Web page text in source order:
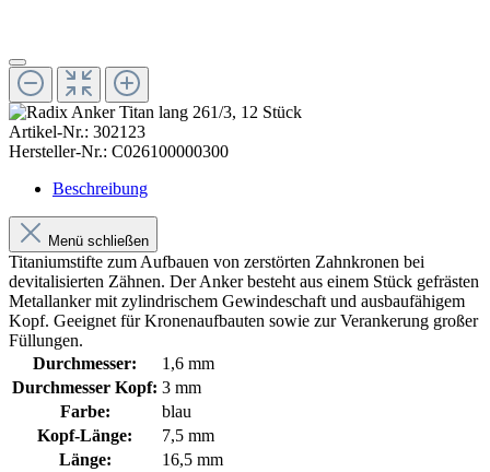
Artikel-Nr.: 302123
Hersteller-Nr.: C026100000300
Beschreibung
Menü schließen
Titaniumstifte zum Aufbauen von zerstörten Zahnkronen bei
devitalisierten Zähnen. Der Anker besteht aus einem Stück gefrästen
Metallanker mit zylindrischem Gewindeschaft und ausbaufähigem
Kopf. Geeignet für Kronenaufbauten sowie zur Verankerung großer
Füllungen.
Durchmesser:
1,6 mm
Durchmesser Kopf: 3 mm
Farbe:
blau
Kopf-Länge:
7,5 mm
Länge:
16,5 mm